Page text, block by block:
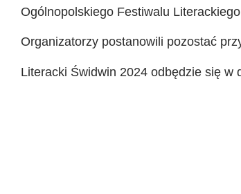
Ogólnopolskiego Festiwalu
Organizatorzy postanowili pozostać
Literacki Świdwin 2024 odbędzie się w